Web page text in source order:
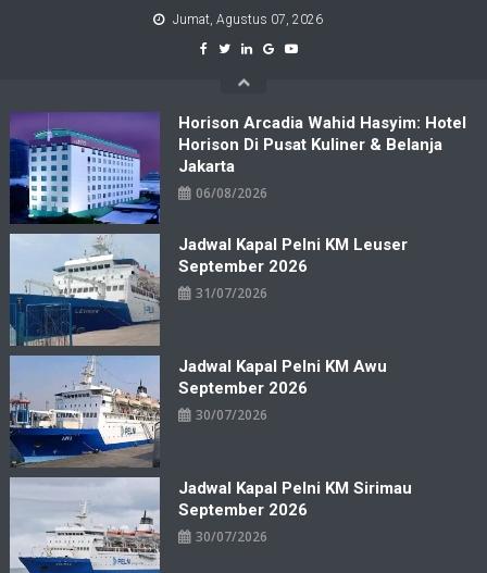
Jumat, Agustus 07, 2026
Horison Arcadia Wahid Hasyim: Hotel
Horison Di Pusat Kuliner & Belanja
Jakarta
06/08/2026
Jadwal Kapal Pelni KM Leuser
September 2026
31/07/2026
Jadwal Kapal Pelni KM Awu
September 2026
30/07/2026
Jadwal Kapal Pelni KM Sirimau
September 2026
30/07/2026